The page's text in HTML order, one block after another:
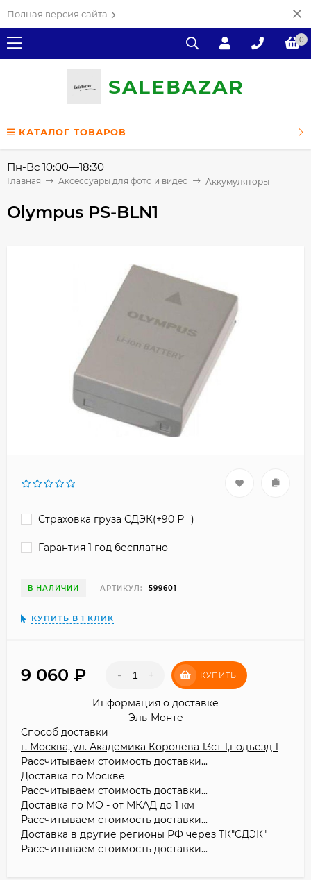
Полная версия сайта
0
SALEВAZAR
КАТАЛОГ ТОВАРОВ
Пн-Вс 10:00—18:30
Главная Аксессуары для фото и видео Аккумуляторы
Olympus PS-BLN1
Страховка груза СДЭК(+90 )
Гарантия 1 год бесплатно
В НАЛИЧИИ АРТИКУЛ: 599601
КУПИТЬ В 1 КЛИК
9 060 - + КУПИТЬ
Информация о доставке
Эль-Монте
Способ доставки
г. Москва, ул. Академика Королёва 13ст 1,подъезд 1
Рассчитываем стоимость доставки...
Доставка по Москве
Рассчитываем стоимость доставки...
Доставка по МО - от МКАД до 1 км
Рассчитываем стоимость доставки...
Доставка в другие регионы РФ через ТК"СДЭК"
Рассчитываем стоимость доставки...